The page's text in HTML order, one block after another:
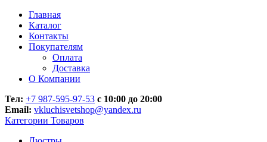
Главная
Каталог
Контакты
Покупателям
Оплата
Доставка
О Компании
Тел: +7 987-595-97-53 с 10:00 до 20:00
Email: vkluchisvetshop@yandex.ru
Категории Товаров